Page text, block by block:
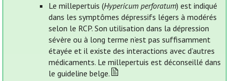
Le millepertuis (Hypericum perforatum) est indiqué
dans les symptômes dépressifs légers à modérés
selon le RCP. Son utilisation dans la dépression
sévère ou à long terme n’est pas suffisamment
étayée et il existe des interactions avec d’autres
médicaments. Le millepertuis est déconseillé dans
le guideline belge.